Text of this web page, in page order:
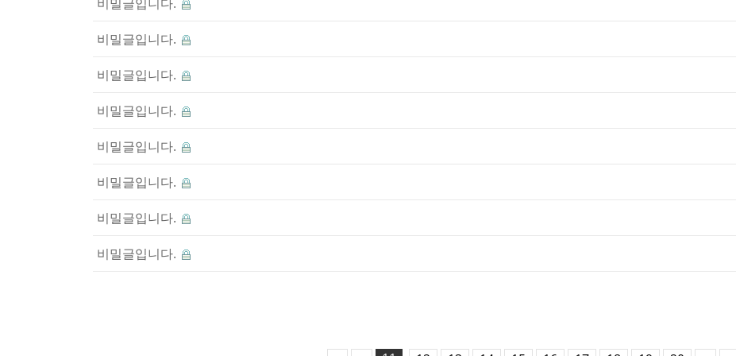
비밀글입니다.
비밀글입니다.
비밀글입니다.
비밀글입니다.
비밀글입니다.
비밀글입니다.
비밀글입니다.